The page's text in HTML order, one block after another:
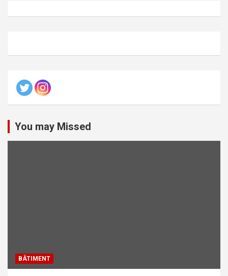
You may Missed
BÂTIMENT